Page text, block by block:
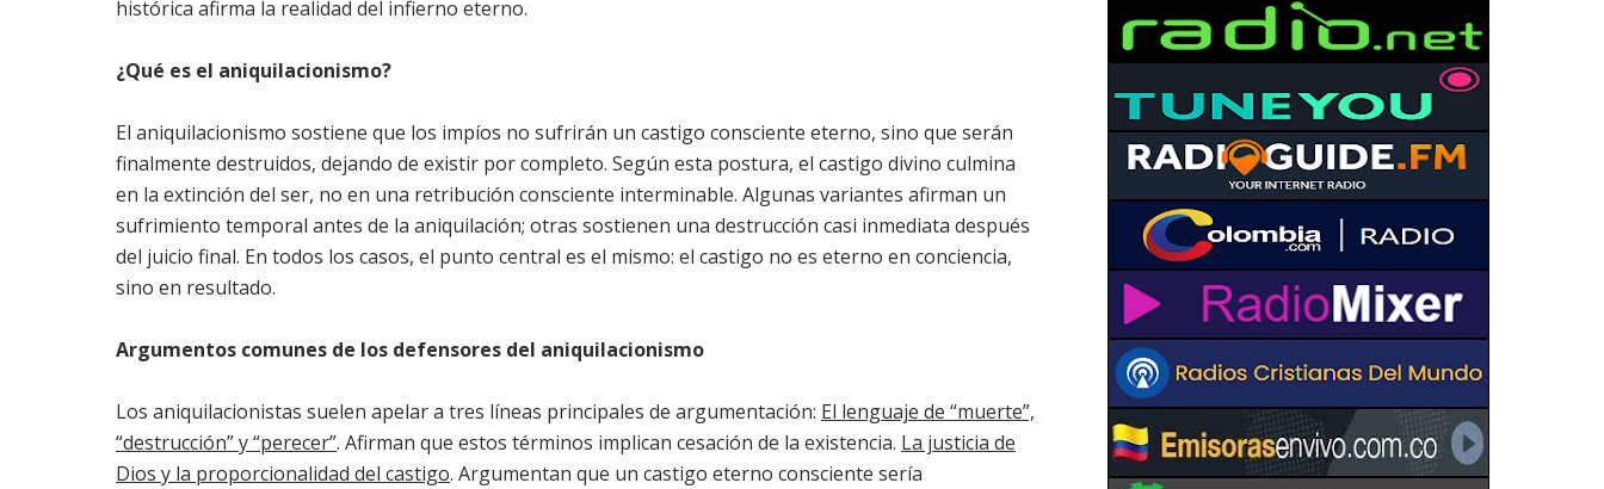
histórica afirma la realidad del infierno eterno.
¿Qué es el aniquilacionismo?
El aniquilacionismo sostiene que los impíos no sufrirán un castigo consciente eterno, sino que serán
finalmente destruidos, dejando de existir por completo. Según esta postura, el castigo divino culmina
en la extinción del ser, no en una retribución consciente interminable. Algunas variantes afirman un
sufrimiento temporal antes de la aniquilación; otras sostienen una destrucción casi inmediata después
del juicio final. En todos los casos, el punto central es el mismo: el castigo no es eterno en conciencia,
sino en resultado.
Argumentos comunes de los defensores del aniquilacionismo
Los aniquilacionistas suelen apelar a tres líneas principales de argumentación: El lenguaje de “muerte”,
“destrucción” y “perecer”. Afirman que estos términos implican cesación de la existencia. La justicia de
Dios y la proporcionalidad del castigo. Argumentan que un castigo eterno consciente sería